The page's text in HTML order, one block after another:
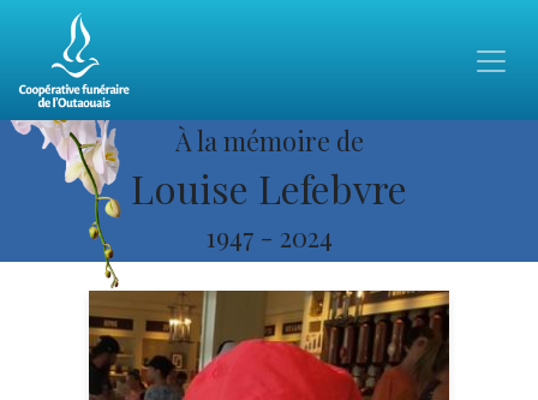
À la mémoire de
Louise Lefebvre
1947 - 2024